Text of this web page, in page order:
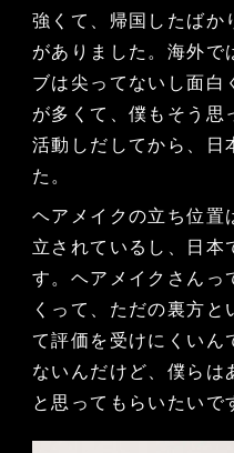
強くて、帰国したばか
がありました。海外で
ブは尖ってないし面白
が多くて、僕もそう思
活動しだしてから、日
た。
ヘアメイクの立ち位置
立されているし、日本
す。ヘアメイクさんっ
くって、ただの裏方と
て評価を受けにくいん
ないんだけど、僕らは
と思ってもらいたいで